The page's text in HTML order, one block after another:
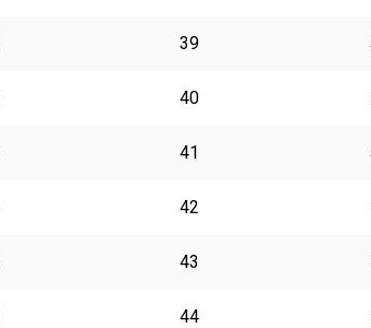
39
40
41
42
43
44